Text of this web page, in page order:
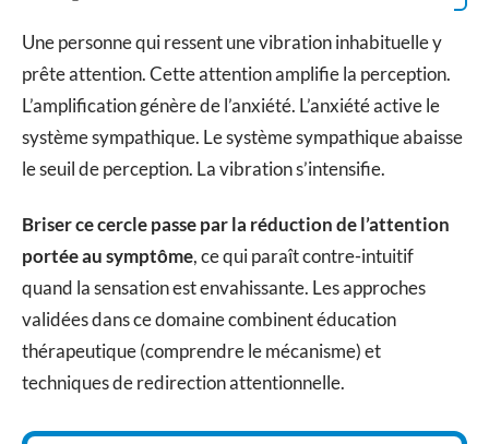
Une personne qui ressent une vibration inhabituelle y
prête attention. Cette attention amplifie la perception.
L’amplification génère de l’anxiété. L’anxiété active le
système sympathique. Le système sympathique abaisse
le seuil de perception. La vibration s’intensifie.
Briser ce cercle passe par la réduction de l’attention
portée au symptôme, ce qui paraît contre-intuitif
quand la sensation est envahissante. Les approches
validées dans ce domaine combinent éducation
thérapeutique (comprendre le mécanisme) et
techniques de redirection attentionnelle.